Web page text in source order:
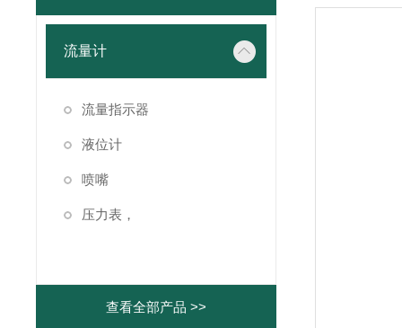
流量计
流量指示器
液位计
喷嘴
压力表，
查看全部产品 >>